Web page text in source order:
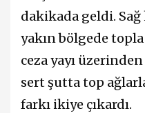
dakikada geldi.
yakın bölgede
ceza yayı
sert şutta top
farkı ikiye çıkardı.